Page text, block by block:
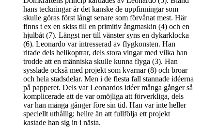
hans teckningar är det kanske de uppfinningar som
skulle göras först långt senare som förvånat mest. Här
finns t ex en skiss till en primitiv ångmaskin (4) och en
hjulbåt (7). Längst ner till vänster syns en dykarklocka
(6). Leonardo var intresserad av flygkonsten. Han
ritade dels helikoptrar, dels stora vingar med vilka han
trodde att en människa skulle kunna flyga (3). Han
sysslade också med projekt som kvarnar (8) och broar
och hela stadsdelar. Men i de flesta fall stannade idéerna
på papperet. Dels var Leonardos idéer många gånger så
komplicerade att de var omöjliga att förverkliga, dels
var han många gånger före sin tid. Han var inte heller
speciellt uthållig; hellre än att fullfölja ett projekt
kastade han sig in i nästa.